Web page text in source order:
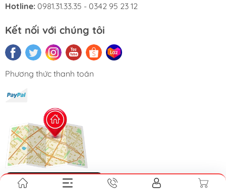
Hotline: 0981.31.33.35 - 0342 95 23 12
Kết nối với chúng tôi
Phương thức thanh toán
Hệ thống cửa hàng